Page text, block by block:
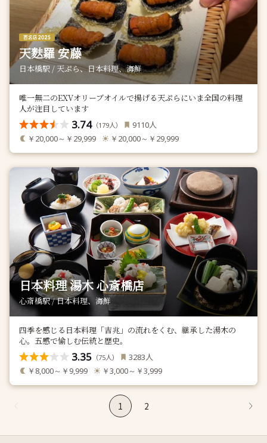
天麩羅 安藤
日本橋駅 / 天ぷら、日本料理、海鮮
唯一無二のEXVオリーブオイルで揚げる天ぷらにいま全国の料理
人が注目しています
3.74（179人） 9110人
￥20,000～￥29,999 ￥20,000～￥29,999
日本料理 湯木 心斎橋店
心斎橋駅 / 日本料理、海鮮
四季を感じる日本料理「吉兆」の流れをくむ、継承した湯木の
心。五感で愉しむ伝統と歴史。
3.35 （75人） 3283人
￥8,000～￥9,999 ￥3,000～￥3,999
1 2